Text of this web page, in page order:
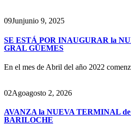
09Junjunio 9, 2025
SE ESTÁ POR INAUGURAR la
GRAL GÜEMES
En el mes de Abril del año 2022
02Agoagosto 2, 2026
AVANZA la NUEVA TERMINAL de
BARILOCHE